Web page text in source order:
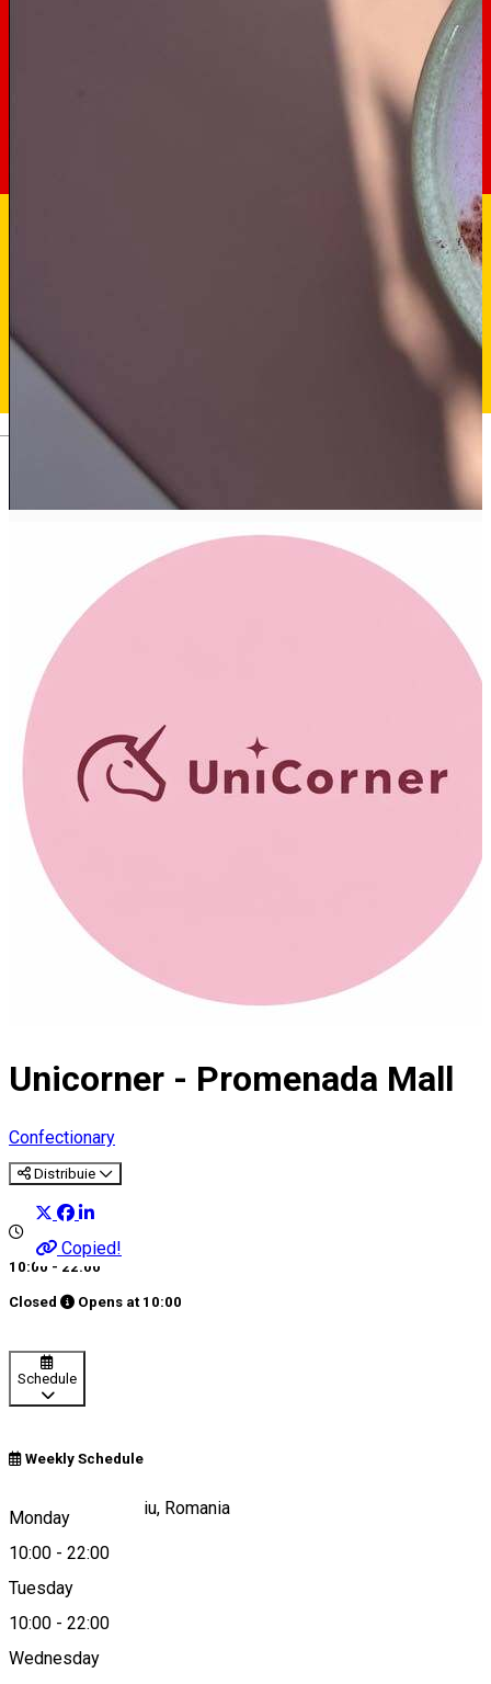
Unicorner - Promenada Mall
Confectionary
Distribuie
Copied!
10:00 - 22:00
Closed Opens at 10:00
Schedule
Weekly Schedule
Monday
10:00 - 22:00
Tuesday
10:00 - 22:00
Wednesday
Strada Lector, Sibiu, Romania
Map